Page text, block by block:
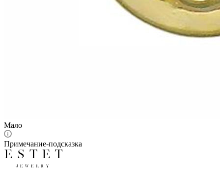
Мало
Примечание-подсказка